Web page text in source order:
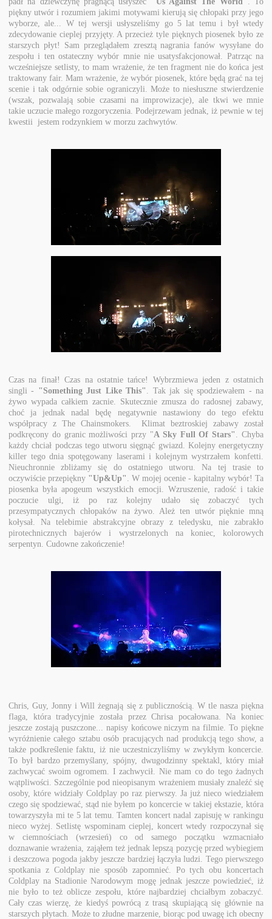
piękny utwór i rozumiem jakimi motywami kierują się chłopaki przy jego
wyborze, ale... W tej wersji usłyszeliśmy go 5 lat temu i był wtedy
zdecydowanie cieplej przyjęty. A przecież tyle pięknych piosenek było ze
starszych płyt! Sam przeglądałem zresztą nagrania fanów wysyłane do
zespołu i ten ostateczny wybór mnie nie usatysfakcjonował. Patrząc na
wcześniejsze setlisty, to mam wrażenie, że ten fragment nie do końca jest
traktowany fair. Mam wrażenie, że wybór piosenek, które będą grać na tej
scenie i tak odgórnie sobie ograniczyli. Może to niesłuszne stwierdzenie
(wszak, pozwalają sobie czasami na improwizacje), ale tkwi we mnie
takie uczucie małego rozgoryczenia. Podejrzewam jednak, iż pewnie w tej
kwestii jestem rodzynkiem w morzu zachwytów.
Czas na finał! Czas na ostatnie tańce! Wybrzmiewa jeden z ostatnich
singli - "Something Just Like This"
. Tak jak się spodziewałem - na
żywo wypada całkiem zacnie. Skutecznie zmusza do radosnej zabawy,
choć ja jednak nadal będę negatywnie nastawiony do tego efektu
współpracy z The Chainsmokers. Klimat beztroskiej zabawy został
podkręcony do granic możliwości przy "A Sky Full Of Stars"
. Chyba
każdy chciał podczas tego utworu sięgnąć gwiazd. Kolejny energetyczny
killer tego dnia spotęgowany laserami i kolejnym wystrzałem konfetti.
Nieuchronnie zbliżamy się do ostatniego utworu. Na tej trasie to
oczywiście przepiękny "Up&Up"
. W mojej ocenie - kapitalny wybór! Ta
piosenka była apogeum wszystkich emocji. Wzruszenie, radość i takie
poczucie ulgi, iż po raz kolejny udało się zobaczyć tych
przesympatycznych chłopaków na żywo. Ależ ten utwór pięknie mną
kołysał. Na telebimie abstrakcyjne obrazy z teledysku, nie zabrakło
pirotechnicznych bajerów i wystrzelonych na koniec, kolorowych
serpentyn. Cudowne zakończenie!
Chris, Guy, Jonny i Will żegnają się z publicznością. W tle nasza piękna
flaga, która tradycyjnie została przez Chrisa pocałowana. Na koniec
jeszcze zostają puszczone... napisy końcowe niczym na filmie. To piękne
wyróżnienie całego sztabu osób pracujących nad produkcją tego show, a
także podkreślenie faktu, iż nie uczestniczyliśmy w zwykłym koncercie.
To był bardzo przemyślany, spójny, dwugodzinny spektakl, który miał
zachwycać swoim ogromem. I zachwycił. Nie mam co do tego żadnych
wątpliwości. Szczególnie pod nieopisanym wrażeniem musiały znaleźć się
osoby, które widziały Coldplay po raz pierwszy. Ja już nieco wiedziałem
czego się spodziewać, stąd nie byłem po koncercie w takiej ekstazie, która
towarzyszyła mi te 5 lat temu. Tamten koncert nadal zapisuję w rankingu
nieco wyżej. Setlistę wspominam cieplej, koncert wtedy rozpoczynał się
w ciemnościach (wrzesień) co od samego początku wzmacniało
doznawanie wrażenia, zająłem też jednak lepszą pozycję przed wybiegiem
i deszczowa pogoda jakby jeszcze bardziej łączyła ludzi. Tego pierwszego
spotkania z Coldplay nie sposób zapomnieć. Po tych obu koncertach
Coldplay na Stadionie Narodowym mogę jednak jeszcze powiedzieć, iż
nie było to też oblicze zespołu, które najbardziej chciałbym zobaczyć.
Cały czas wierzę, że kiedyś powrócą z trasą skupiającą się głównie na
starszych płytach. Może to złudne marzenie, biorąc pod uwagę ich obecny